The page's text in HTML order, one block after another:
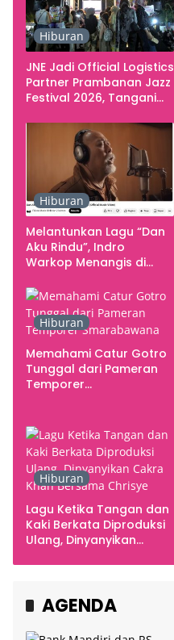
Hiburan
JNE Jadi Official Logistics
Partner Prambanan Jazz
Festival 2026, Tangani
Kebutuhan Konser
Hiburan
Melantunkan Lagu “Dan
Aku Rindu”, Indro
Warkop Menangis di
Hiburan
Memahami Catur Gotro
Tunggal dari Pameran
Temporer
Hiburan
Lagu Ketika Tangan dan
Kaki Berkata Diproduksi
Ulang, Dinyanyikan
Chrisye
AGENDA